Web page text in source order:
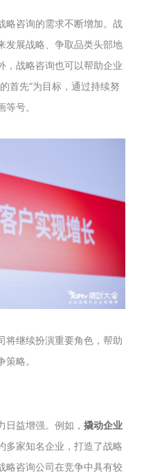
略咨询的需求不断增加。战
发展战略、争取品类头部地
，战略咨询也可以帮助企业
首先”为目标，通过持续努
号。
将继续扮演重要角色，帮助
略。
日益增强。例如， 撬动企业
多家知名企业，打造了战略
略咨询公司在竞争中具有较